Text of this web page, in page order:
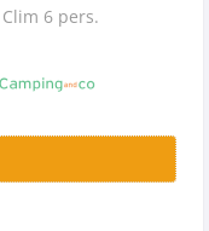
6 pers.